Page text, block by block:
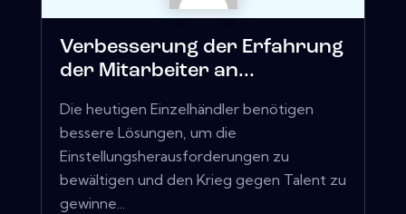
Verbesserung der Erfahrung
der Mitarbeiter an...
Die heutigen Einzelhändler benötigen
bessere Lösungen, um die
Einstellungsherausforderungen zu
bewältigen und den Krieg gegen Talent zu
gewinne...